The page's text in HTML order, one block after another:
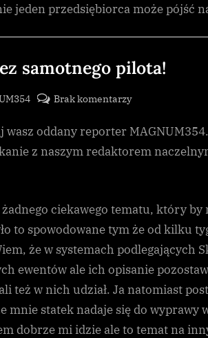
jeden przedsiębiorca może pójść
samotnego pilota!
Brak komentarzydo
pokonany
przez
oddany reporter
z naszym redaktorem
ciekawego tematu, który by
to spowodowane tym że od kilku
że w systemach podlegających
ewentów ale ich opisanie
też w nich udział. Ja natomiast
mnie statek nadaje się do wyprawy
dobrze mi idzie ale to temat na